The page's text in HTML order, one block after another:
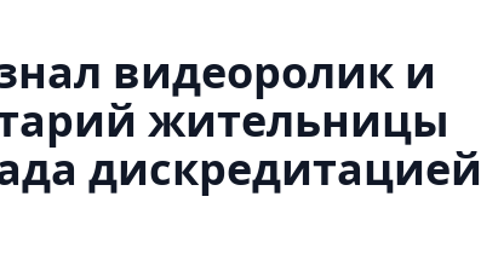
видеоролик и
жительницы
дискредитацией